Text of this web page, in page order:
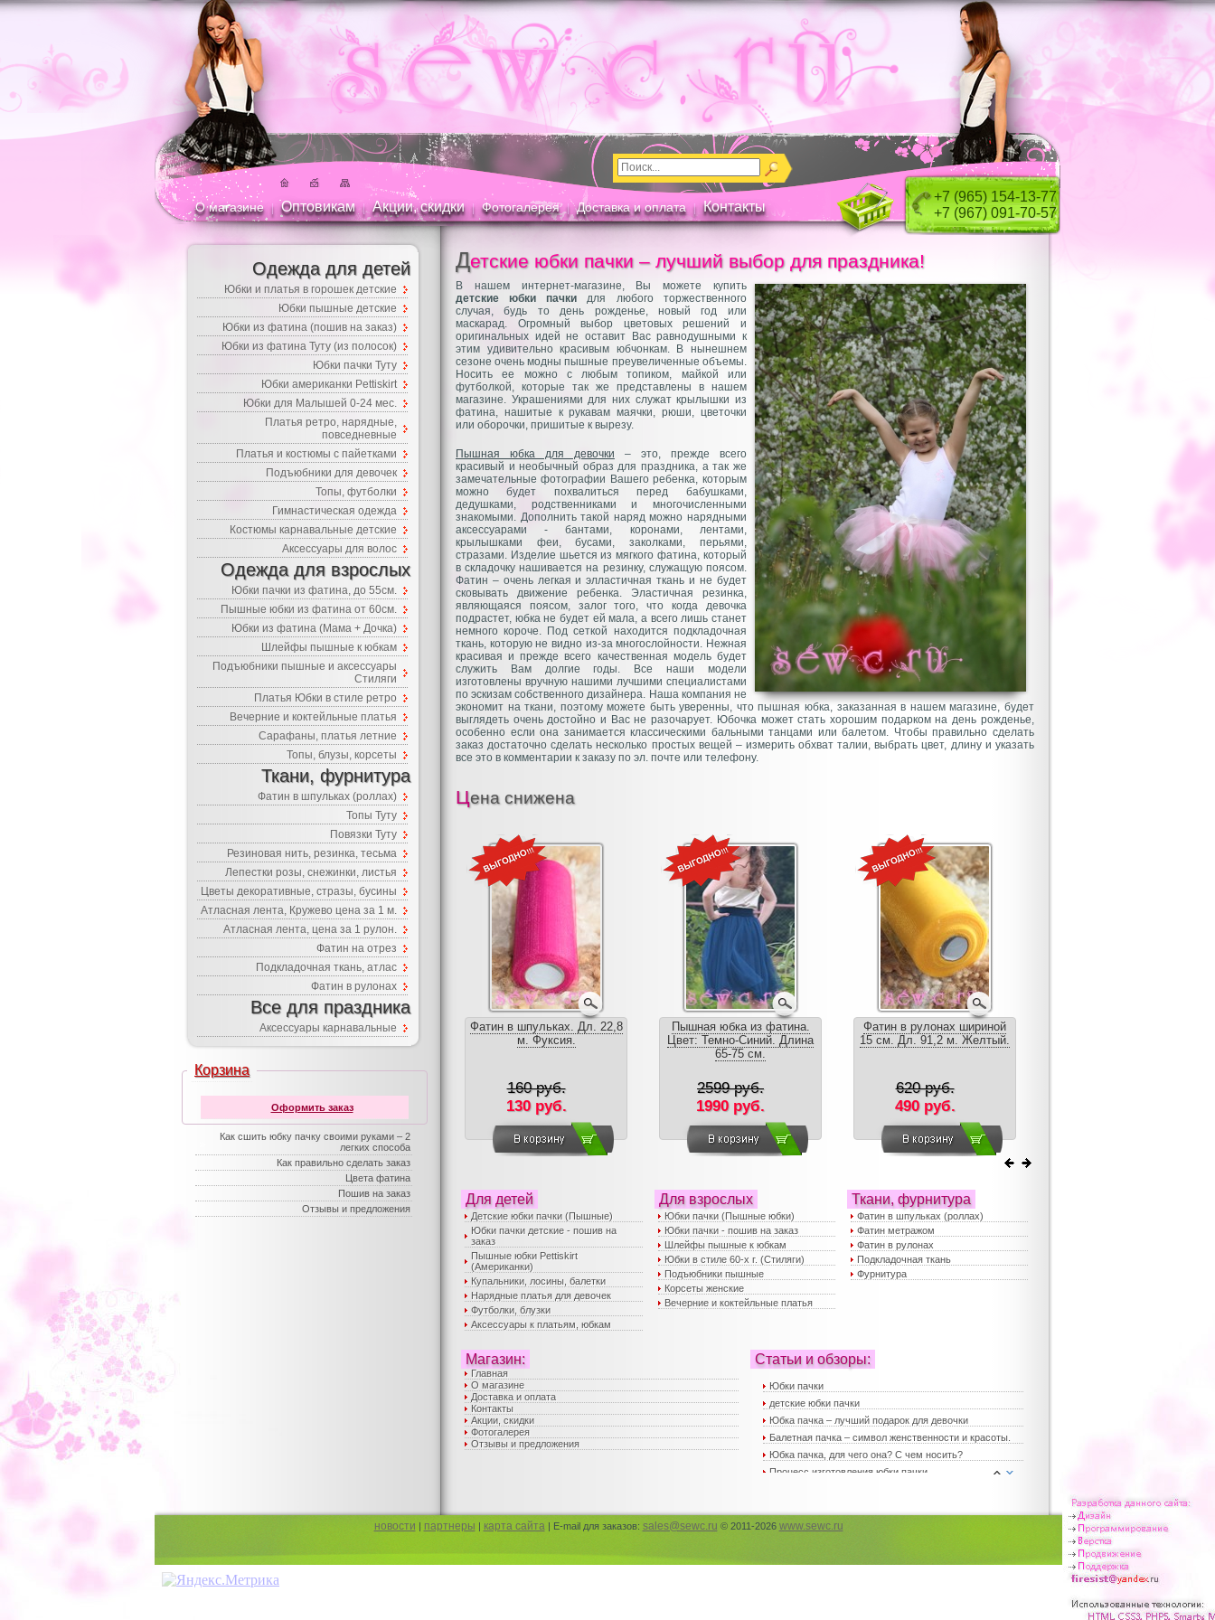
+7 (965) 154-13-77
+7 (967) 091-70-57
О магазине | Оптовикам | Акции, скидки | Фотогалерея | Доставка и оплата | Контакты
Детские юбки пачки – лучший выбор для праздника!
В нашем интернет-магазине, Вы можете купить
детские юбки пачки для любого торжественного
случая, будь то день рожденье, новый год или
маскарад. Огромный выбор цветовых решений и
оригинальных идей не оставит Вас равнодушными к
этим удивительно красивым юбчонкам. В нынешнем
сезоне очень модны пышные преувеличенные объемы.
Носить ее можно с любым топиком, майкой или
футболкой, которые так же представлены в нашем
магазине. Украшениями для них служат крылышки из
фатина, нашитые к рукавам маячки, рюши, цветочки
или оборочки, пришитые к вырезу.
Пышная юбка для девочки – это, прежде всего
красивый и необычный образ для праздника, а так же
замечательные фотографии Вашего ребенка, которым
можно будет похвалиться перед бабушками,
дедушками, родственниками и многочисленными
знакомыми. Дополнить такой наряд можно нарядными
аксессуарами - бантами, коронами, лентами,
крылышками феи, бусами, заколками, перьями,
стразами. Изделие шьется из мягкого фатина, который
в складочку нашивается на резинку, служащую поясом.
Фатин – очень легкая и элластичная ткань и не будет
сковывать движение ребенка. Эластичная резинка,
являющаяся поясом, залог того, что когда девочка
подрастет, юбка не будет ей мала, а всего лишь станет
немного короче. Под сеткой находится подкладочная
ткань, которую не видно из-за многослойности. Нежная
красивая и прежде всего качественная модель будет
служить Вам долгие годы. Все наши модели
изготовлены вручную нашими лучшими специалистами
по эскизам собственного дизайнера. Наша компания не
экономит на ткани, поэтому можете быть уверенны, что пышная юбка, заказанная в нашем магазине, будет
выглядеть очень достойно и Вас не разочарует. Юбочка может стать хорошим подарком на день рожденье,
особенно если она занимается классическими бальными танцами или балетом. Чтобы правильно сделать
заказ достаточно сделать несколько простых вещей – измерить обхват талии, выбрать цвет, длину и указать
все это в комментарии к заказу по эл. почте или телефону.
Цена снижена
Фатин в шпульках. Дл. 22,8
м. Фуксия.
160 руб.
130 руб.
Пышная юбка из фатина.
Цвет: Темно-Синий. Длина
65-75 см.
2599 руб.
1990 руб.
Фатин в рулонах шириной
15 см. Дл. 91,2 м. Желтый.
620 руб.
490 руб.
Для детей
Детские юбки пачки (Пышные)
Юбки пачки детские - пошив на
заказ
Пышные юбки Pettiskirt
(Американки)
Купальники, лосины, балетки
Нарядные платья для девочек
Футболки, блузки
Аксессуары к платьям, юбкам
Для взрослых
Юбки пачки (Пышные юбки)
Юбки пачки - пошив на заказ
Шлейфы пышные к юбкам
Юбки в стиле 60-х г. (Стиляги)
Подъюбники пышные
Корсеты женские
Вечерние и коктейльные платья
Ткани, фурнитура
Фатин в шпульках (роллах)
Фатин метражом
Фатин в рулонах
Подкладочная ткань
Фурнитура
Магазин:
Главная
О магазине
Доставка и оплата
Контакты
Акции, скидки
Фотогалерея
Отзывы и предложения
Статьи и обзоры:
Юбки пачки
детские юбки пачки
Юбка пачка – лучший подарок для девочки
Балетная пачка – символ женственности и красоты.
Юбка пачка, для чего она? С чем носить?
Процесс изготовления юбки пачки
юбка пачка для девочки
Одежда для детей
Юбки и платья в горошек детские
Юбки пышные детские
Юбки из фатина (пошив на заказ)
Юбки из фатина Туту (из полосок)
Юбки пачки Туту
Юбки американки Pettiskirt
Юбки для Малышей 0-24 мес.
Платья ретро, нарядные,
повседневные
Платья и костюмы с пайетками
Подъюбники для девочек
Топы, футболки
Гимнастическая одежда
Костюмы карнавальные детские
Аксессуары для волос
Одежда для взрослых
Юбки пачки из фатина, до 55см.
Пышные юбки из фатина от 60см.
Юбки из фатина (Мама + Дочка)
Шлейфы пышные к юбкам
Подъюбники пышные и аксессуары
Стиляги
Платья Юбки в стиле ретро
Вечерние и коктейльные платья
Сарафаны, платья летние
Топы, блузы, корсеты
Ткани, фурнитура
Фатин в шпульках (роллах)
Топы Туту
Повязки Туту
Резиновая нить, резинка, тесьма
Лепестки розы, снежинки, листья
Цветы декоративные, стразы, бусины
Атласная лента, Кружево цена за 1 м.
Атласная лента, цена за 1 рулон.
Фатин на отрез
Подкладочная ткань, атлас
Фатин в рулонах
Все для праздника
Аксессуары карнавальные
Корзина
Оформить заказ
Как сшить юбку пачку своими руками – 2
легких способа
Как правильно сделать заказ
Цвета фатина
Пошив на заказ
Отзывы и предложения
новости | партнеры | карта сайта | E-mail для заказов: sales@sewc.ru © 2011-2026 www.sewc.ru